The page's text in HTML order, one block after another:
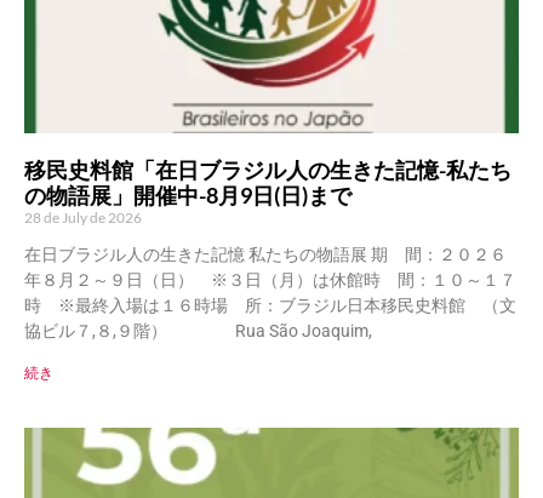
移民史料館「在日ブラジル人の生きた記憶-私たち
の物語展」開催中-8月9日(日)まで
28 de July de 2026
在日ブラジル人の生きた記憶 私たちの物語展 期 間：２０２６
年８月２～９日（日） ※３日（月）は休館時 間：１０～１７
時 ※最終入場は１６時場 所：ブラジル日本移民史料館 （文
協ビル７,８,９階） Rua São Joaquim,
続き